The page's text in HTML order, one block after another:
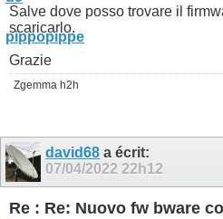
Salve dove posso trovare il
scaricarlo.
Grazie
Zgemma h2h
david68 a écrit:
07/04/202222h12
Re : Re: Nuovo fw bware